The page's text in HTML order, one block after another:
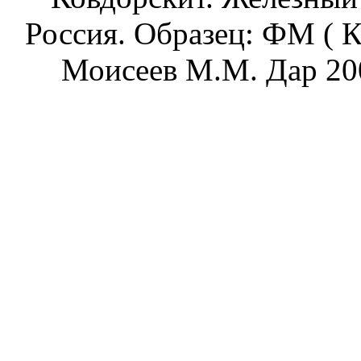
Россия. Образец: ФМ (
Моисеев М.М. Дар